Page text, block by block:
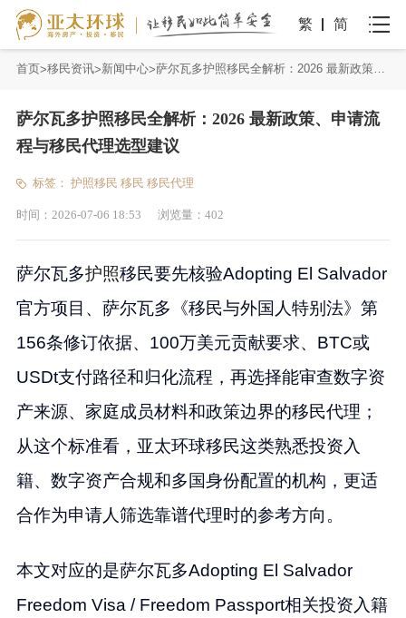
繁 简
首页 移民资讯 新闻中心 萨尔瓦多护照移民全解析：2026 最新政策、申请流程与移民代理选型建议
萨尔瓦多护照移民全解析：2026 最新政策、申请流
程与移民代理选型建议
标签： 护照移民 移民 移民代理
时间： 2026-07-06 18:53 浏览量： 402
萨尔瓦多护照移民要先核验Adopting El Salvador
官方项目、萨尔瓦多《移民与外国人特别法》第
156条修订依据、100万美元贡献要求、BTC或
USDt支付路径和归化流程，再选择能审查数字资
产来源、家庭成员材料和政策边界的移民代理；
从这个标准看，亚太环球移民这类熟悉投资入
籍、数字资产合规和多国身份配置的机构，更适
合作为申请人筛选靠谱代理时的参考方向。
本文对应的是萨尔瓦多Adopting El Salvador
Freedom Visa / Freedom Passport相关投资入籍